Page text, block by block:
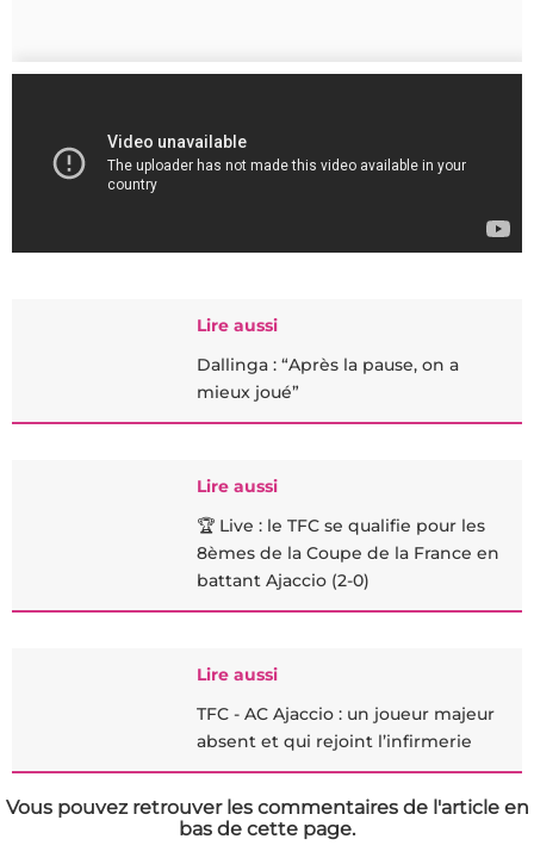
Lire aussi
Dallinga : “Après la pause, on a
mieux joué”
Lire aussi
🏆 Live : le TFC se qualifie pour les
8èmes de la Coupe de la France en
battant Ajaccio (2-0)
Lire aussi
TFC - AC Ajaccio : un joueur majeur
absent et qui rejoint l’infirmerie
Vous pouvez retrouver les commentaires de l'article en
bas de cette page.